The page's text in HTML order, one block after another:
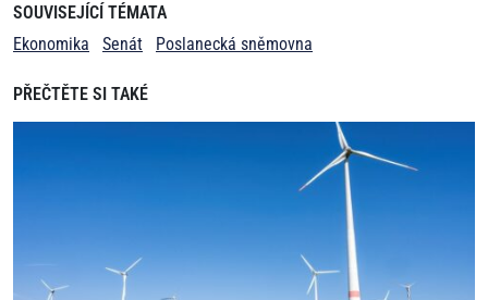
SOUVISEJÍCÍ TÉMATA
Ekonomika
Senát Poslanecká sněmovna
PŘEČTĚTE SI TAKÉ